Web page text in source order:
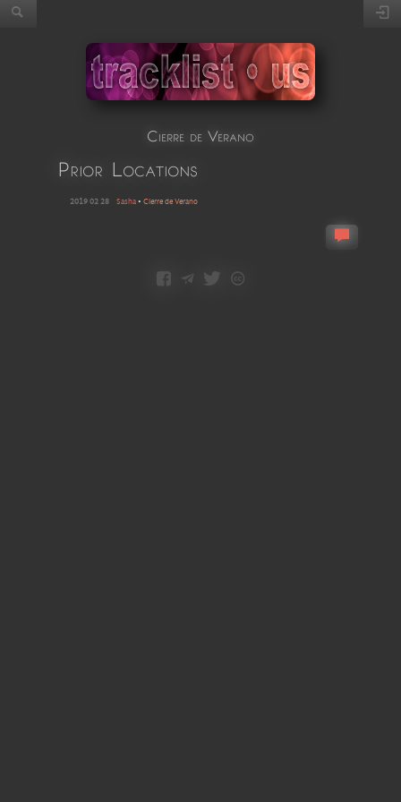
Cierre de Verano
Prior Locations
2019 02 28 Sasha• Cierre de Verano